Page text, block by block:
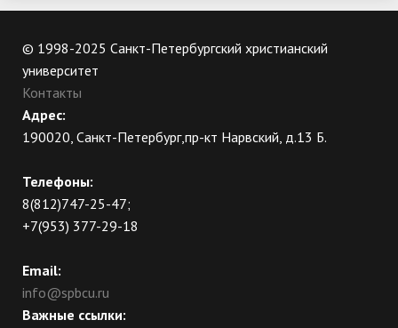
© 1998-2025 Санкт-Петербургский христианский
университет
Контакты
Адрес:
190020, Санкт-Петербург,пр-кт Нарвский, д.13 Б.
Телефоны:
8(812)747-25-47;
+7(953) 377-29-18
Email:
info@spbcu.ru
Важные ссылки: